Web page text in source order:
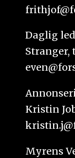
Daglig
Stranger,
Kristin
Myrens